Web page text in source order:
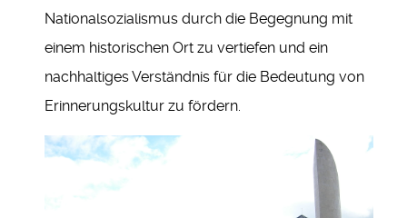
Nationalsozialismus durch die Begegnung mit
einem historischen Ort zu vertiefen und ein
nachhaltiges Verständnis für die Bedeutung von
Erinnerungskultur zu fördern.